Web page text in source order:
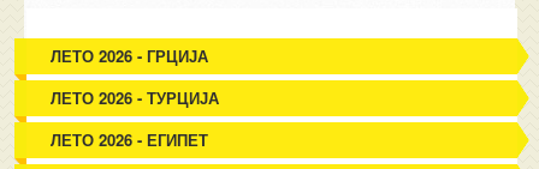
ЛЕТО 2026 - ГРЦИЈА
ЛЕТО 2026 - ТУРЦИЈА
ЛЕТО 2026 - ЕГИПЕТ